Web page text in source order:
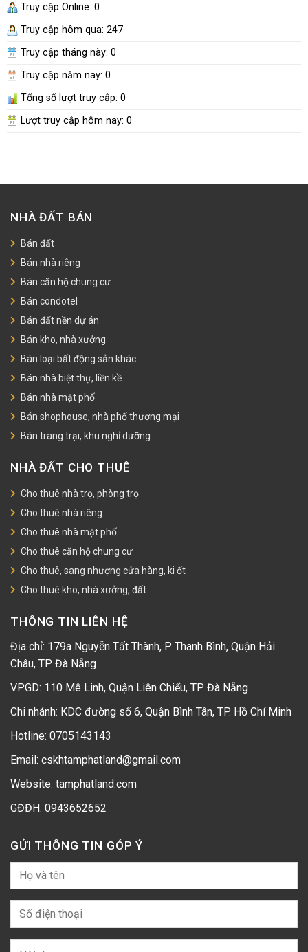
Truy cập Online: 0
Truy cập hôm qua: 247
Truy cập tháng này: 0
Truy cập năm nay: 0
Tổng số lượt truy cập: 0
Lượt truy cập hôm nay: 0
NHÀ ĐẤT BÁN
Bán đất
Bán nhà riêng
Bán căn hộ chung cư
Bán condotel
Bán đất nền dự án
Bán kho, nhà xưởng
Bán loại bất động sản khác
Bán nhà biệt thự, liền kề
Bán nhà mặt phố
Bán shophouse, nhà phố thương mại
Bán trang trại, khu nghỉ dưỡng
NHÀ ĐẤT CHO THUÊ
Cho thuê nhà trọ, phòng trọ
Cho thuê nhà riêng
Cho thuê nhà mặt phố
Cho thuê căn hộ chung cư
Cho thuê, sang nhượng cửa hàng, ki ốt
Cho thuê kho, nhà xưởng, đất
THÔNG TIN LIÊN HỆ
Địa chỉ: 179a Nguyễn Tất Thành, P Thanh Bình, Quận Hải
Châu, TP Đà Nẵng
VPGD: 110 Mê Linh, Quận Liên Chiểu, TP. Đà Nẵng
Chi nhánh: KDC đường số 6, Quận Bình Tân, TP. Hồ Chí Minh
Hotline: 0705143143
Email: cskhtamphatland@gmail.com
Website: tamphatland.com
GĐĐH: 0943652652
GỬI THÔNG TIN GÓP Ý